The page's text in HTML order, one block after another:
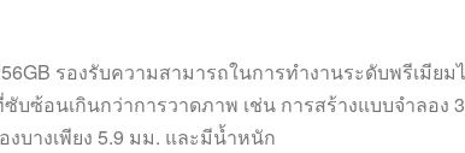
รองรับความสามารถในการทำงานระดับพรีเมีย
บซ้อนเกินกว่าการวาดภาพ เช่น การสร้างแบบจำลอง
งบางเพียง 5.9 มม. และมีน้ำหนัก